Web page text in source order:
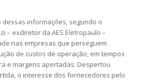
dessas informações, segundo o
– exdiretor da AES Eletropaulo –
nas empresas que perseguem
de custos de operação, em tempos
e margens apertadas. Despertou
o interesse dos fornecedores pelo